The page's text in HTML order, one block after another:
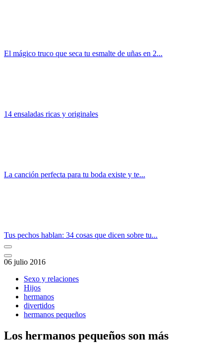
El mágico truco que seca tu esmalte de uñas en 2...
14 ensaladas ricas y originales
La canción perfecta para tu boda existe y te...
Tus pechos hablan: 34 cosas que dicen sobre tu...
06 julio 2016
Sexo y relaciones
Hijos
hermanos
divertidos
hermanos pequeños
Los hermanos pequeños son más